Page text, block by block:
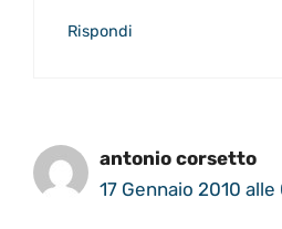
Rispondi
antonio corsetto
17 Gennaio 2010 alle